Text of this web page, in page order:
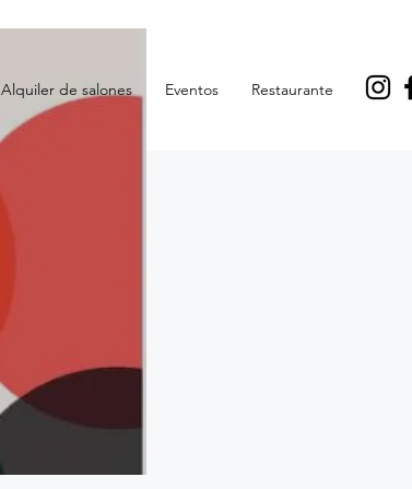
Alquiler de salones Eventos Restaurante